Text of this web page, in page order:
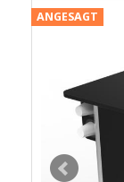
ANGESAGT